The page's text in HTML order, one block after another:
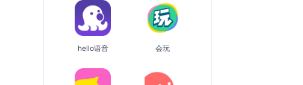
hello语音 会玩